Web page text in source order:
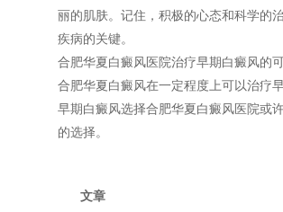
丽的肌肤。记住，积极的心态和科学的
疾病的关键。
合肥华夏白癜风医院治疗早期白癜风的
合肥华夏白癜风在一定程度上可以治疗
早期白癜风选择合肥华夏白癜风医院或
的选择。
文章